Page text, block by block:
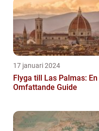
17 januari 2024
Flyga till Las Palmas: En
Omfattande Guide